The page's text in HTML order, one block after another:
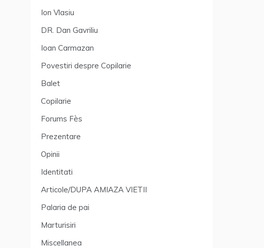
Ion Vlasiu
DR. Dan Gavriliu
Ioan Carmazan
Povestiri despre Copilarie
Balet
Copilarie
Forums Fès
Prezentare
Opinii
Identitati
Articole/DUPA AMIAZA VIETII
Palaria de pai
Marturisiri
Miscellanea